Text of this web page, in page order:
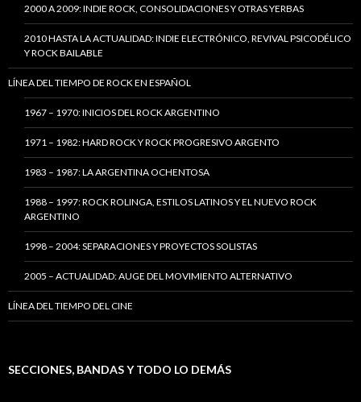
2000 A 2009: INDIE ROCK, CONSOLIDACIONES Y OTRAS YERBAS
2010 HASTA LA ACTUALIDAD: INDIE ELECTRÓNICO, REVIVAL PSICODÉLICO
Y ROCK BAILABLE
LÍNEA DEL TIEMPO DE ROCK EN ESPAÑOL
1967 – 1970: INICIOS DEL ROCK ARGENTINO
1971 – 1982: HARD ROCK Y ROCK PROGRESIVO ARGENTO
1983 – 1987: LA ARGENTINA OCHENTOSA
1988 – 1997: ROCK ROLINGA, ESTILOS LATINOS Y EL NUEVO ROCK
ARGENTINO
1998 – 2004: SEPARACIONES Y PROYECTOS SOLISTAS
2005 – ACTUALIDAD: AUGE DEL MOVIMIENTO ALTERNATIVO
LÍNEA DEL TIEMPO DEL CINE
SECCIONES, BANDAS Y TODO LO DEMÁS